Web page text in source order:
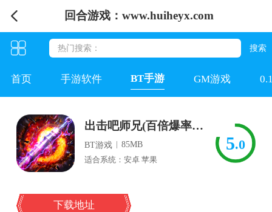
回合游戏：www.huiheyx.com
首页 手游软件 BT手游 GM游戏
出击吧师兄(百倍爆率打金版)
BT游戏 |85MB
适合系统：安卓 苹果
5.0
下载地址